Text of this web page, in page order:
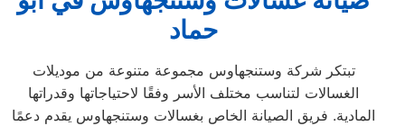
حماد
تبتكر شركة وستنجهاوس مجموعة متنوعة من موديلات
الغسالات لتناسب مختلف الأسر وفقًا لاحتياجاتها وقدراتها
المادية. فريق الصيانة الخاص بغسالات وستنجهاوس يقدم دعمًا